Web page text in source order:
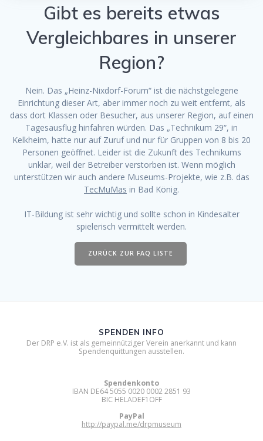
Gibt es bereits etwas
Vergleichbares in unserer
Region?
Nein. Das „Heinz-Nixdorf-Forum“ ist die nächstgelegene
Einrichtung dieser Art, aber immer noch zu weit entfernt, als
dass dort Klassen oder Besucher, aus unserer Region, auf einen
Tagesausflug hinfahren würden. Das „Technikum 29“, in
Kelkheim, hatte nur auf Zuruf und nur für Gruppen von 8 bis 20
Personen geöffnet. Leider ist die Zukunft des Technikums
unklar, weil der Betreiber verstorben ist. Wenn möglich
unterstützen wir auch andere Museums-Projekte, wie z.B. das
TecMuMas in Bad König.
IT-Bildung ist sehr wichtig und sollte schon in Kindesalter
spielerisch vermittelt werden.
ZURÜCK ZUR FAQ LISTE
SPENDEN INFO
Der DRP e.V. ist als gemeinnütziger Verein anerkannt und kann
Spendenquittungen ausstellen.
Spendenkonto
IBAN DE64 5055 0020 0002 2851 93
BIC HELADEF1OFF
PayPal
http://paypal.me/drpmuseum